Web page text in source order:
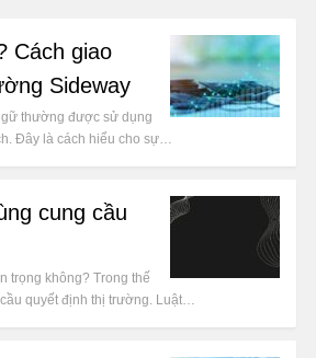
Cách giao
Sideway
thường được sử dụng
Đây là cách hiểu cho sự…
cung cầu
trọng không? Trong thế
quyết định thị trường. Luật…